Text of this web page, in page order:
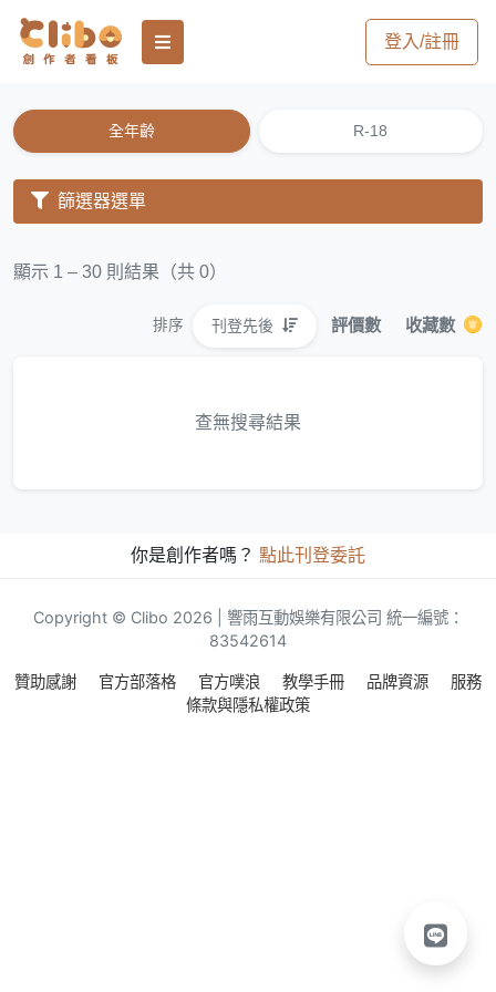
登入/註冊
全年齡 R-18
篩選器選單
顯示 1 – 30 則結果（共 0）
排序 刊登先後 評價數 收藏數
查無搜尋結果
你是創作者嗎？ 點此刊登委託
Copyright © Clibo 2026 | 響雨互動娛樂有限公司 統一編號：
83542614
贊助感謝 官方部落格 官方噗浪 教學手冊 品牌資源
服務
條款與隱私權政策